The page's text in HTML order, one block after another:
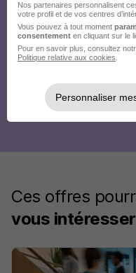
Ces offres
vous intéresser
Nos partenaires personnalisent
votre profil et de vos centres
Vous pouvez à tout moment
consentement en cliquant sur le
Pour en savoir plus, consultez
Politique relative aux cookies
Personnaliser